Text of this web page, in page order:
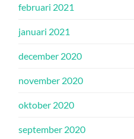
februari 2021
januari 2021
december 2020
november 2020
oktober 2020
september 2020